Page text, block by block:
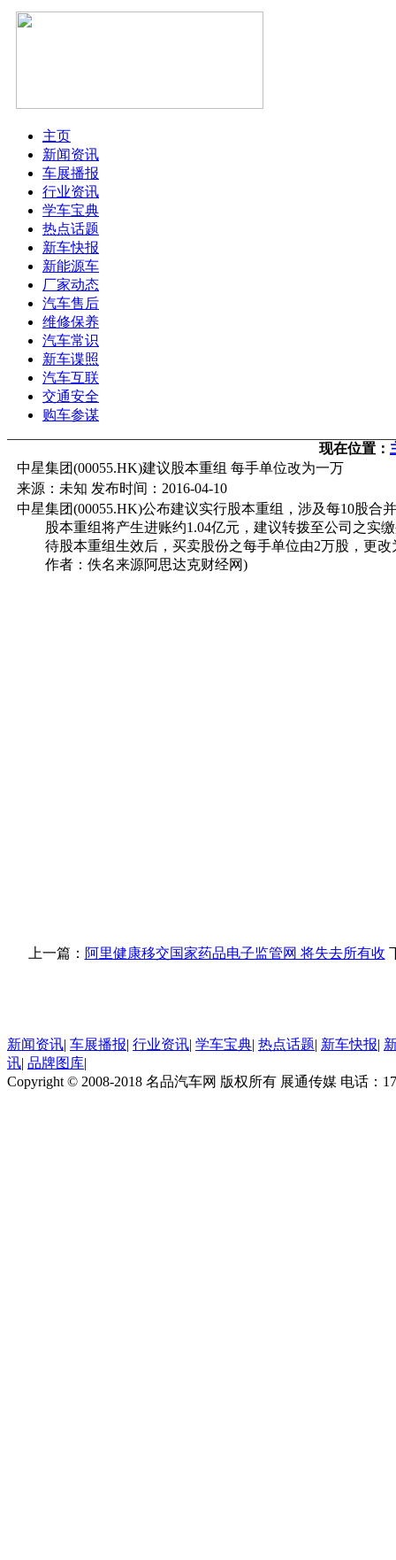
主页
新闻资讯
车展播报
行业资讯
学车宝典
热点话题
新车快报
新能源车
厂家动态
汽车售后
维修保养
汽车常识
新车谍照
汽车互联
交通安全
购车参谋
现在位置：
中星集团(00055.HK)建议股本重组 每手单位改为一万
来源：未知 发布时间：2016-04-10
中星集团(00055.HK)公布建议实行股本重组，涉及每10股合
股本重组将产生进账约1.04亿元，建议转拨至公司之实缴
待股本重组生效后，买卖股份之每手单位由2万股，更改
作者：佚名来源阿思达克财经网)
上一篇： 阿里健康移交国家药品电子监管网 将失去所有收
新闻资讯| 车展播报| 行业资讯| 学车宝典| 热点话题| 新车快报|
讯| 品牌图库|
Copyright © 2008-2018 名品汽车网 版权所有 展通传媒 电话：